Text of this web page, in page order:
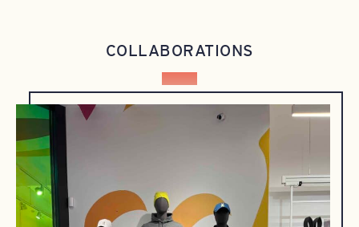
COLLABORATIONS